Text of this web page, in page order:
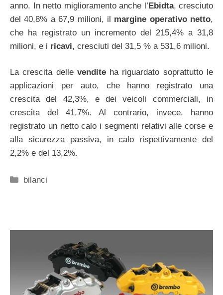
anno. In netto miglioramento anche l’Ebidta, cresciuto
del 40,8% a 67,9 milioni, il margine operativo netto,
che ha registrato un incremento del 215,4% a 31,8
milioni, e i ricavi, cresciuti del 31,5 % a 531,6 milioni.
La crescita delle venditeha riguardato soprattutto le
applicazioni per auto, che hanno registrato una
crescita del 42,3%, e dei veicoli commerciali, in
crescita del 41,7%. Al contrario, invece, hanno
registrato un netto calo i segmenti relativi alle corse e
alla sicurezza passiva, in calo rispettivamente del
2,2% e del 13,2%.
Categorie
bilanci